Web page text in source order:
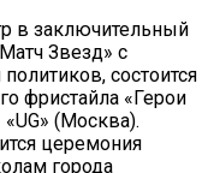
в заключительный
Звезд» с
состоится
фристайла «Герои
(Москва).
церемония
города